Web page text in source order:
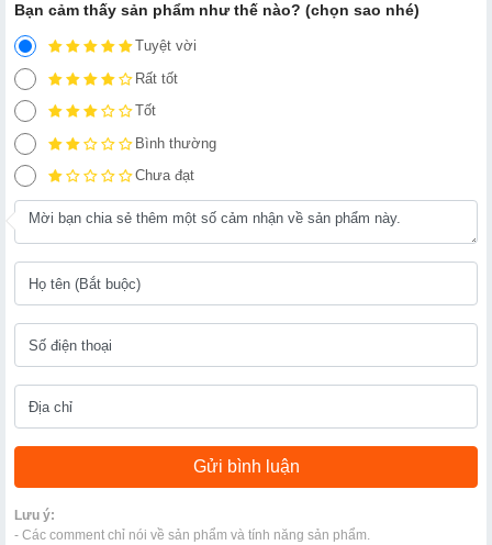
Bạn cảm thấy sản phẩm như thế nào? (chọn sao nhé)
Tuyệt vời
Rất tốt
Tốt
Bình thường
Chưa đạt
Lưu ý:
- Các comment chỉ nói về sản phẩm và tính năng sản phẩm.